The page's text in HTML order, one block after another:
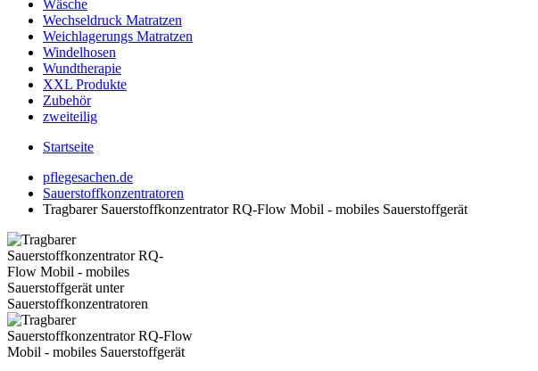
Wäsche
Wechseldruck Matratzen
Weichlagerungs Matratzen
Windelhosen
Wundtherapie
XXL Produkte
Zubehör
zweiteilig
Startseite
pflegesachen.de
Sauerstoffkonzentratoren
Tragbarer Sauerstoffkonzentrator RQ-Flow Mobil - mobiles Sauerstoffgerät